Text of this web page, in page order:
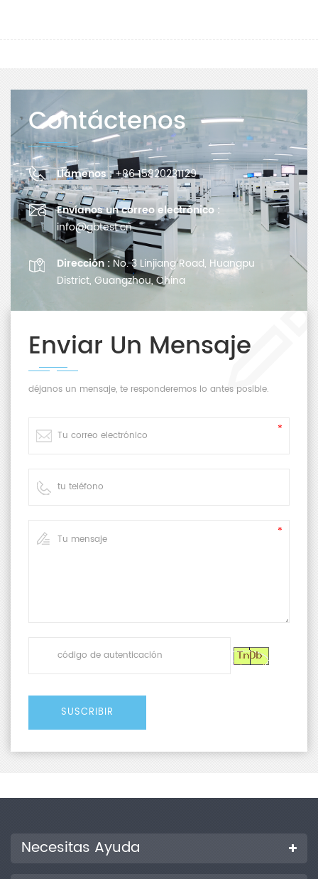
Contáctenos
Llámenos :+86 15820231129
Envíanos un correo electrónico :
info@gbtest.cn
Dirección : No. 3 Linjiang Road, Huangpu
District, Guangzhou, China
Enviar Un Mensaje
déjanos un mensaje, te responderemos lo antes posible.
Necesitas Ayuda